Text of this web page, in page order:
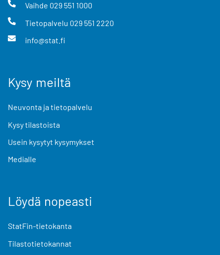
Vaihde 029 551 1000
Tietopalvelu 029 551 2220
info@stat.fi
Kysy meiltä
Neuvonta ja tietopalvelu
Kysy tilastoista
Usein kysytyt kysymykset
Medialle
Löydä nopeasti
StatFin-tietokanta
Tilastotietokannat